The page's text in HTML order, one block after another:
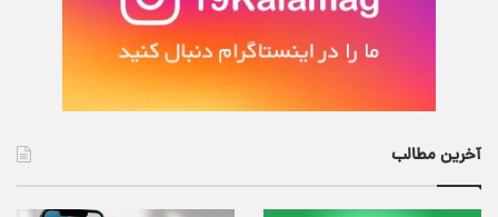
آخرین مطالب